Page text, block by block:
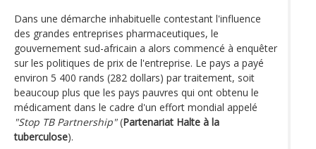
Dans une démarche inhabituelle contestant l'influence
des grandes entreprises pharmaceutiques, le
gouvernement sud-africain a alors commencé à enquêter
sur les politiques de prix de l'entreprise. Le pays a payé
environ 5 400 rands (282 dollars) par traitement, soit
beaucoup plus que les pays pauvres qui ont obtenu le
médicament dans le cadre d'un effort mondial appelé
"Stop TB Partnership"(Partenariat Halte à la
tuberculose).